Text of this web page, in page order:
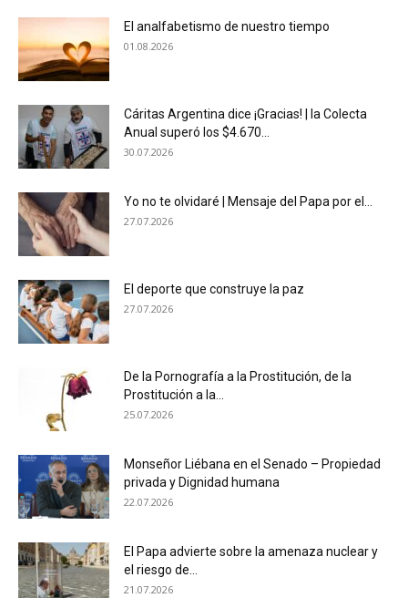
El analfabetismo de nuestro tiempo
01.08.2026
Cáritas Argentina dice ¡Gracias! | la Colecta
Anual superó los $4.670...
30.07.2026
Yo no te olvidaré | Mensaje del Papa por el...
27.07.2026
El deporte que construye la paz
27.07.2026
De la Pornografía a la Prostitución, de la
Prostitución a la...
25.07.2026
Monseñor Liébana en el Senado – Propiedad
privada y Dignidad humana
22.07.2026
El Papa advierte sobre la amenaza nuclear y
el riesgo de...
21.07.2026